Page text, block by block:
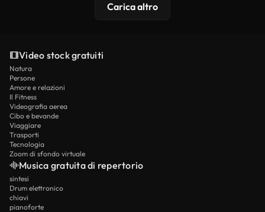
Carica altro
Video stock gratuiti
Natura
Persone
Amore e relazioni
Il Fitness
Videografia aerea
Cibo e bevande
Viaggiare
Trasporti
Tecnologia
Zoom di sfondo virtuale
Musica gratuita di repertorio
sintesi
Drum elettronico
chiavi
pianoforte